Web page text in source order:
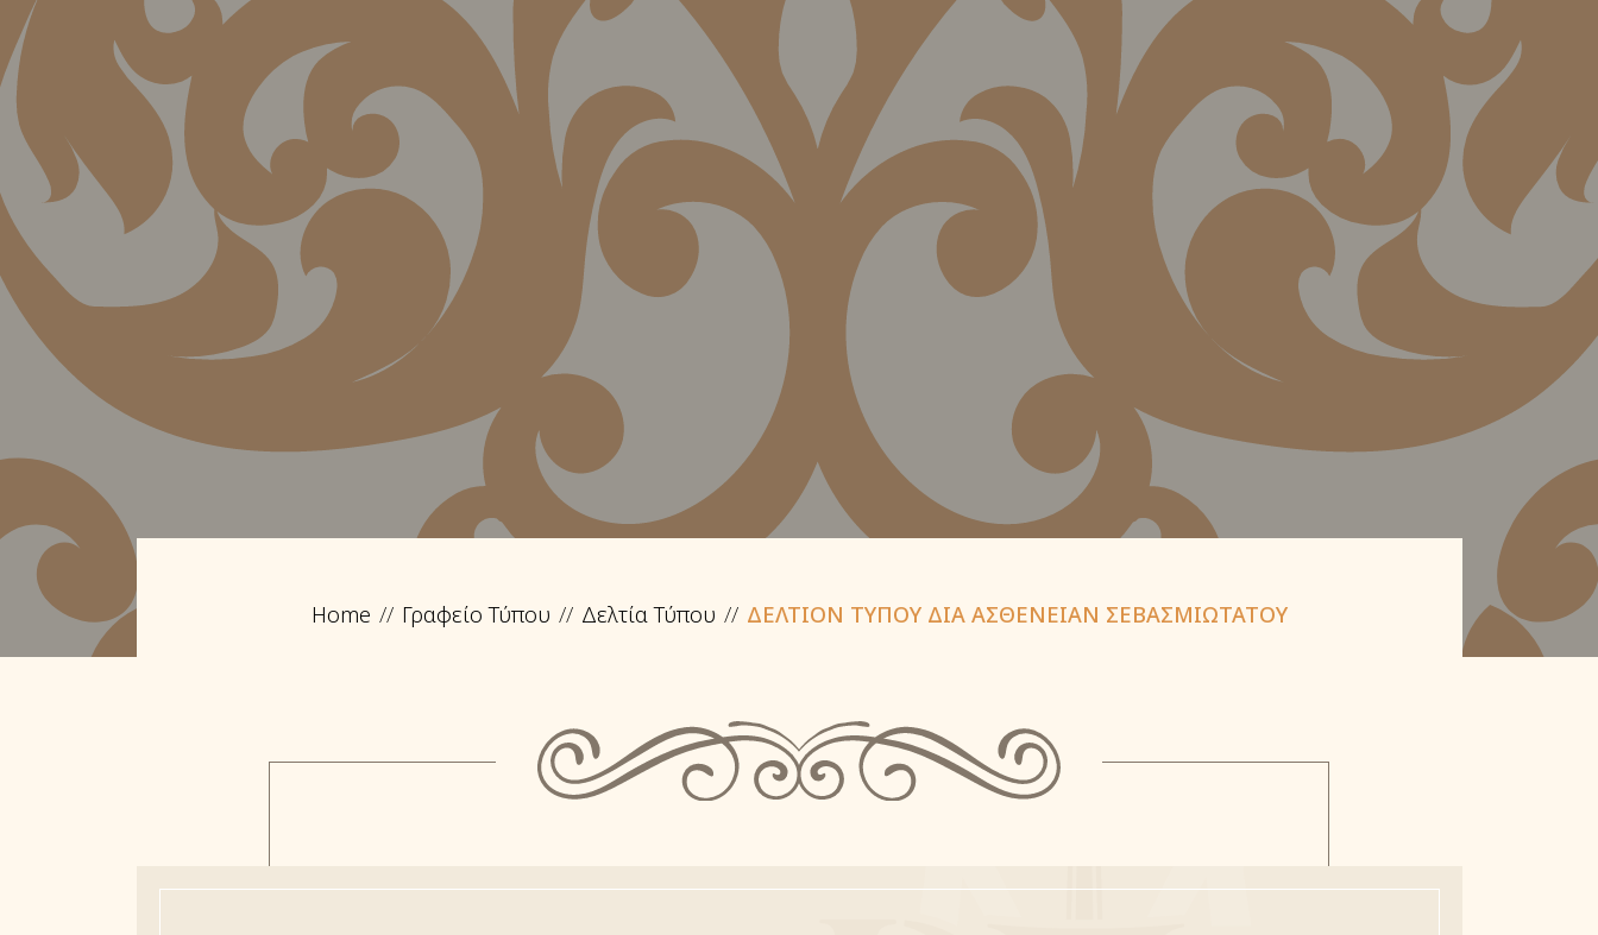
Home Γραφείο Τύπου Δελτία Τύπου ΔΕΛΤΙΟΝ ΤΥΠΟΥ ΔΙΑ ΑΣΘΕΝΕΙΑΝ ΣΕΒΑΣΜΙΩΤΑΤΟΥ